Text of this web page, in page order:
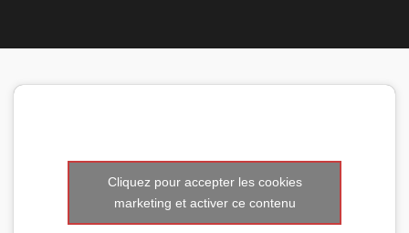
Cliquez pour accepter les cookies
marketing et activer ce contenu